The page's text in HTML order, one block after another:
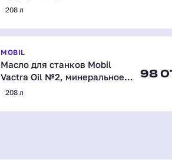
синтетическое, 208 л
208 л
MOBIL
Масло для станков Mobil
Vactra Oil №2, минеральное,
208 л (152822)
208 л
98